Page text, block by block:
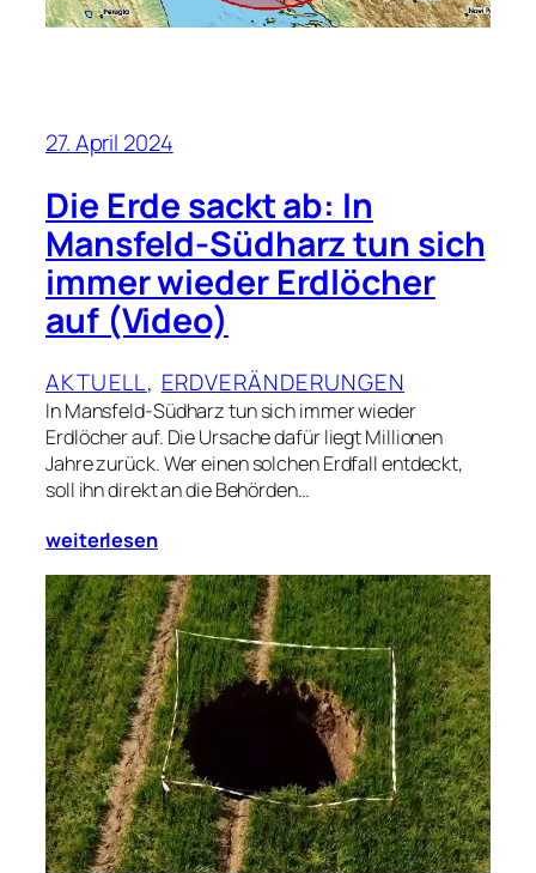
27. April 2024
Die Erde sackt ab: In
Mansfeld-Südharz tun sich
immer wieder Erdlöcher
auf (Video)
AKTUELL, ERDVERÄNDERUNGEN
In Mansfeld-Südharz tun sich immer wieder
Erdlöcher auf. Die Ursache dafür liegt Millionen
Jahre zurück. Wer einen solchen Erdfall entdeckt,
soll ihn direkt an die Behörden…
weiterlesen